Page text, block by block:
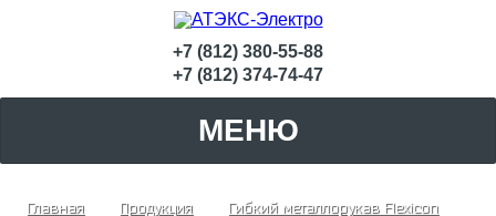
+7 (812) 380-55-88
+7 (812) 374-74-47
МЕНЮ
Главная Продукция
Гибкий металлорукав Flexicon